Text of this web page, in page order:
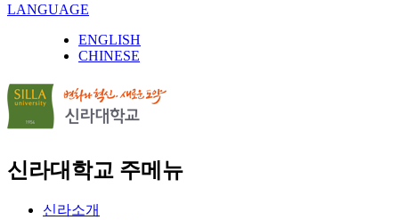
LANGUAGE
ENGLISH
CHINESE
신라대학교 주메뉴
신라소개